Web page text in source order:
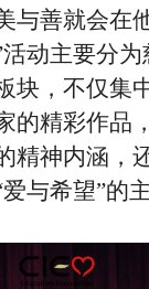
与善就会在
动主要分
块，不仅集
的精彩作品
精神内涵，
与希望”的